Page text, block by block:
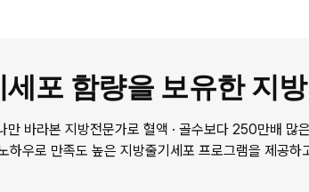
포 함량을 보유한 지
바라본 지방전문가로 혈액 · 골수보다 250만배 많
하우로 만족도 높은 지방줄기세포 프로그램을 제공하